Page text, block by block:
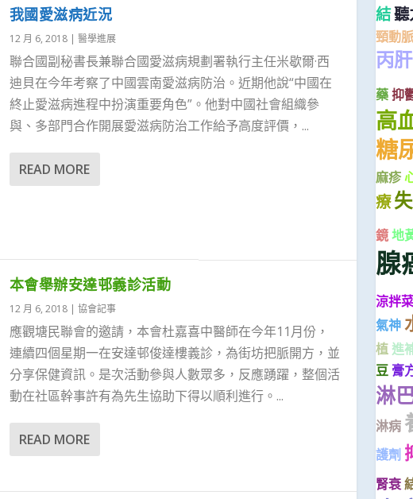
我國愛滋病近況
12 月 6, 2018| 醫學進展
聯合國副秘書長兼聯合國愛滋病規劃署執行主任米歇爾·西
迪貝在今年考察了中國雲南愛滋病防治。近期他說“中國在
終止愛滋病進程中扮演重要角色”。他對中國社會組織參
與、多部門合作開展愛滋病防治工作給予高度評價，...
READ MORE
本會舉辦安達邨義診活動
12 月 6, 2018| 協會記事
應觀塘民聯會的邀請，本會杜嘉喜中醫師在今年11月份，
連續四個星期一在安達邨俊達樓義診，為街坊把脈開方，並
分享保健資訊。是次活動參與人數眾多，反應踴躍，整個活
動在社區幹事許有為先生協助下得以順利進行。...
READ MORE
結
頸動脈
丙肝
藥抑
高
糖
麻疹
療
鏡地
腺
涼拌菜
氣神
植 進
豆 膏
淋
淋病
護劑
腎衰